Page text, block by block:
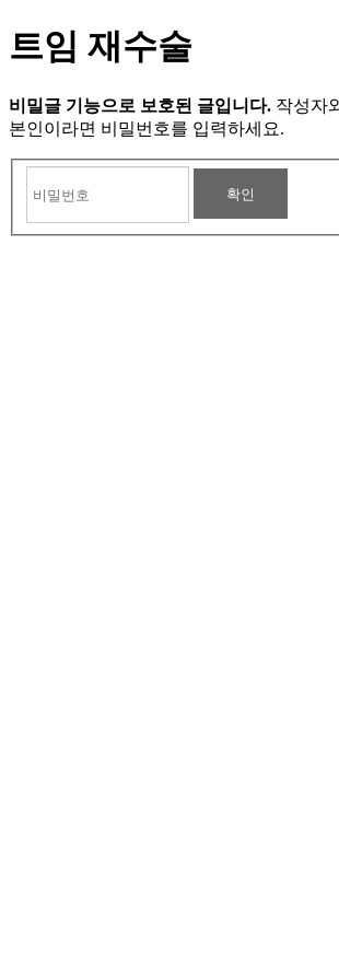
트임 재수술
비밀글 기능으로 보호된 글입니다. 작성자
본인이라면 비밀번호를 입력하세요.